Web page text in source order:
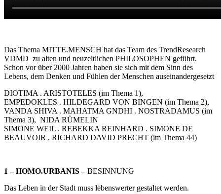
Das Thema MITTE.MENSCH hat das Team des TrendResearch
VDMD zu alten und neuzeitlichen PHILOSOPHEN geführt.
Schon vor über 2000 Jahren haben sie sich mit dem Sinn des
Lebens, dem Denken und Fühlen der Menschen auseinandergesetzt
DIOTIMA . ARISTOTELES (im Thema 1),
EMPEDOKLES . HILDEGARD VON BINGEN (im Thema 2),
VANDA SHIVA . MAHATMA GNDHI . NOSTRADAMUS (im
Thema 3), NIDA RÜMELIN
SIMONE WEIL . REBEKKA REINHARD . SIMONE DE
BEAUVOIR . RICHARD DAVID PRECHT (im Thema 44)
1 – HOMO.URBANIS –BESINNUNG
Das Leben in der Stadt muss lebenswerter gestaltet werden.